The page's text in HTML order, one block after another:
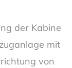
der Kabine
mit
von